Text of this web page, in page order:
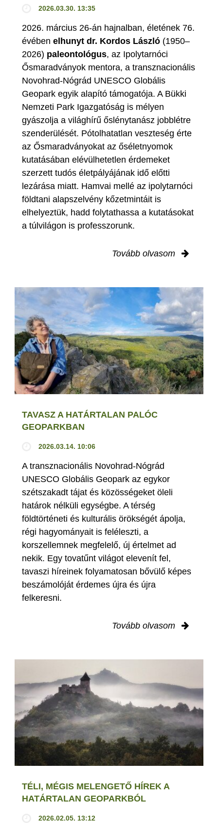
2026.03.30. 13:35
2026. március 26-án hajnalban, életének 76.
évében elhunyt dr. Kordos László (1950–
2026) paleontológus, az Ipolytarnóci
Ősmaradványok mentora, a transznacionális
Novohrad-Nógrád UNESCO Globális
Geopark egyik alapító támogatója. A Bükki
Nemzeti Park Igazgatóság is mélyen
gyászolja a világhírű őslénytanász jobblétre
szenderülését. Pótolhatatlan veszteség érte
az Ősmaradványokat az őséletnyomok
kutatásában elévülhetetlen érdemeket
szerzett tudós életpályájának idő előtti
lezárása miatt. Hamvai mellé az ipolytarnóci
földtani alapszelvény kőzetmintáit is
elhelyeztük, hadd folytathassa a kutatásokat
a túlvilágon is professzorunk.
Tovább olvasom
TAVASZ A HATÁRTALAN PALÓC
GEOPARKBAN
2026.03.14. 10:06
A transznacionális Novohrad-Nógrád
UNESCO Globális Geopark az egykor
szétszakadt tájat és közösségeket öleli
határok nélküli egységbe. A térség
földtörténeti és kulturális örökségét ápolja,
régi hagyományait is feléleszti, a
korszellemnek megfelelő, új értelmet ad
nekik. Egy tovatűnt világot elevenít fel,
tavaszi híreinek folyamatosan bővülő képes
beszámolóját érdemes újra és újra
felkeresni.
Tovább olvasom
TÉLI, MÉGIS MELENGETŐ HÍREK A
HATÁRTALAN GEOPARKBÓL
2026.02.05. 13:12